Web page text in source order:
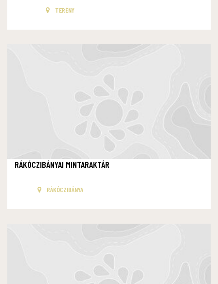
TERÉNY
RÁKÓCZIBÁNYAI MINTARAKTÁR
RÁKÓCZIBÁNYA